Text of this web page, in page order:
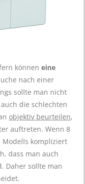
könneneine
nach einer
sollte man nicht
die schlechten
objektiv beurteilen,
auftreten. Wenn 8
Modells kompliziert
dass man auch
Daher sollte man